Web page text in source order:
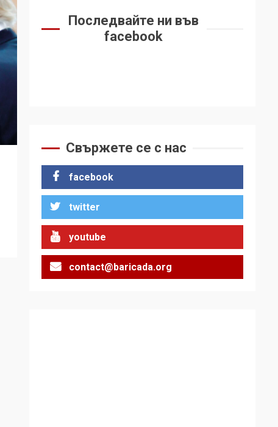
Последвайте ни във
facebook
Свържете се с нас
facebook
twitter
youtube
contact@baricada.org